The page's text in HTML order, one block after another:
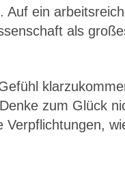
ein
als
zum Glück
Verpflichtungen,